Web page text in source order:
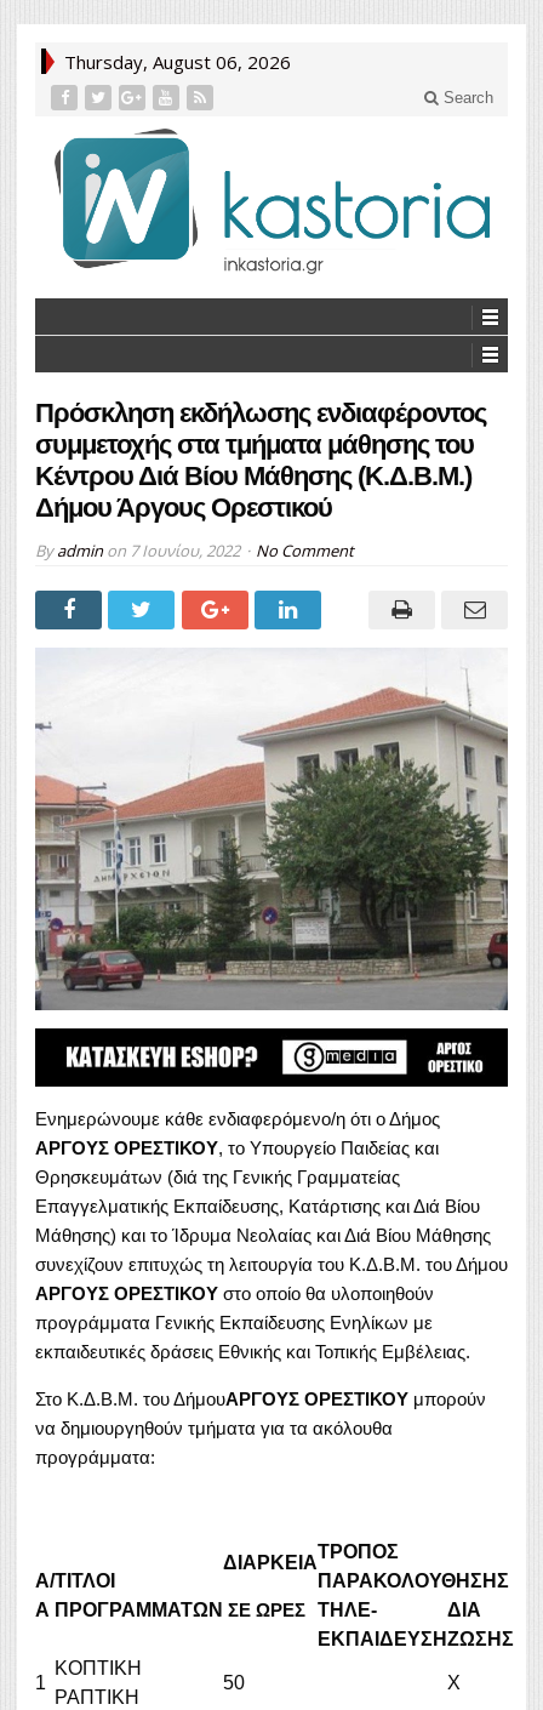
Thursday, August 06, 2026
Search
Πρόσκληση εκδήλωσης ενδιαφέροντος
συμμετοχής στα τμήματα μάθησης του
Κέντρου Διά Βίου Μάθησης (Κ.Δ.Β.Μ.)
Δήμου Άργους Ορεστικού
Byadminon 7 Ιουνίου, 2022 No Comment
Ενημερώνουμε κάθε ενδιαφερόμενο/η ότι ο Δήμος
ΑΡΓΟΥΣ ΟΡΕΣΤΙΚΟΥ, το Υπουργείο Παιδείας και
Θρησκευμάτων (διά της Γενικής Γραμματείας
Επαγγελματικής Εκπαίδευσης, Κατάρτισης και Διά Βίου
Μάθησης) και το Ίδρυμα Νεολαίας και Διά Βίου Μάθησης
συνεχίζουν επιτυχώς τη λειτουργία του Κ.Δ.Β.Μ. του Δήμου
ΑΡΓΟΥΣ ΟΡΕΣΤΙΚΟΥ στο οποίο θα υλοποιηθούν
προγράμματα Γενικής Εκπαίδευσης Ενηλίκων με
εκπαιδευτικές δράσεις Εθνικής και Τοπικής Εμβέλειας.
Στο Κ.Δ.Β.Μ. του ΔήμουΑΡΓΟΥΣ ΟΡΕΣΤΙΚΟΥ μπορούν
να δημιουργηθούν τμήματα για τα ακόλουθα
προγράμματα:
Α/
Α
ΤΙΤΛΟΙ
ΠΡΟΓΡΑΜΜΑΤΩΝ
ΔΙΑΡΚΕΙΑ
ΣΕ ΩΡΕΣ
ΤΡΟΠΟΣ
ΠΑΡΑΚΟΛΟΥΘΗΣΗΣ
ΤΗΛΕ-
ΕΚΠΑΙΔΕΥΣΗ
ΔΙΑ
ΖΩΣΗΣ
1
ΚΟΠΤΙΚΗ
ΡΑΠΤΙΚΗ
50 Χ